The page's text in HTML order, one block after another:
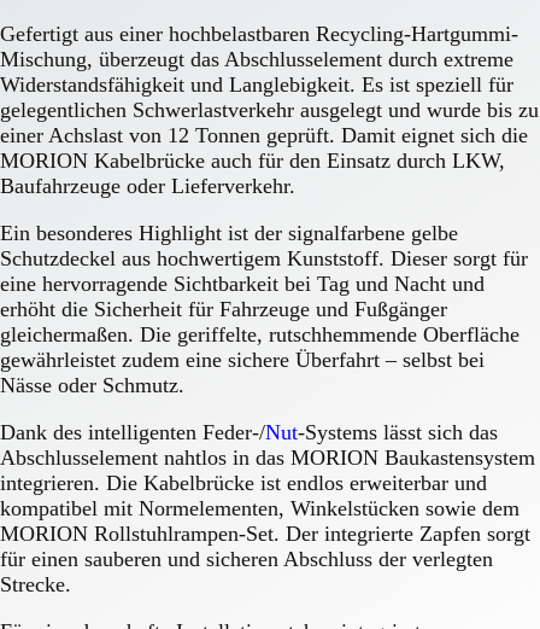
Gefertigt aus einer hochbelastbaren Recycling-Hartgummi-
Mischung, überzeugt das Abschlusselement durch extreme
Widerstandsfähigkeit und Langlebigkeit. Es ist speziell für
gelegentlichen Schwerlastverkehr ausgelegt und wurde bis zu
einer Achslast von 12 Tonnen geprüft. Damit eignet sich die
MORION Kabelbrücke auch für den Einsatz durch LKW,
Baufahrzeuge oder Lieferverkehr.
Ein besonderes Highlight ist der signalfarbene gelbe
Schutzdeckel aus hochwertigem Kunststoff. Dieser sorgt für
eine hervorragende Sichtbarkeit bei Tag und Nacht und
erhöht die Sicherheit für Fahrzeuge und Fußgänger
gleichermaßen. Die geriffelte, rutschhemmende Oberfläche
gewährleistet zudem eine sichere Überfahrt – selbst bei
Nässe oder Schmutz.
Dank des intelligenten Feder-/Nut-Systems lässt sich das
Abschlusselement nahtlos in das MORION Baukastensystem
integrieren. Die Kabelbrücke ist endlos erweiterbar und
kompatibel mit Normelementen, Winkelstücken sowie dem
MORION Rollstuhlrampen-Set. Der integrierte Zapfen sorgt
für einen sauberen und sicheren Abschluss der verlegten
Strecke.